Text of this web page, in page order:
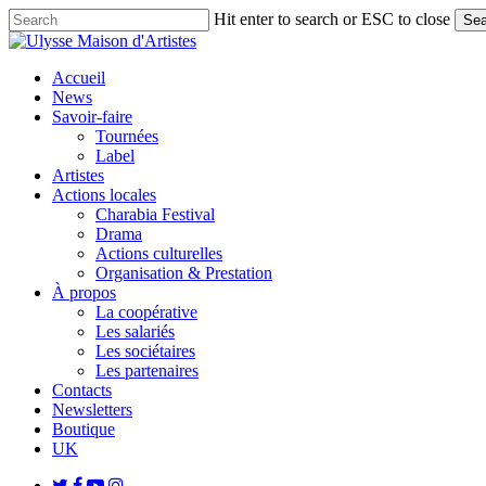
Skip
to
content
Hit enter to search or ESC to close
Close
search
Menu
Accueil
News
Savoir-faire
Tournées
Label
Artistes
Actions locales
Charabia Festival
Drama
Actions culturelles
Organisation & Prestation
À propos
La coopérative
Les salariés
Les sociétaires
Les partenaires
Contacts
Newsletters
Boutique
UK